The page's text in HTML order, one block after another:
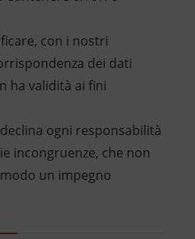
con i nostri
dei dati
ha validità ai fini
ogni responsabilità
incongruenze, che non
un impegno